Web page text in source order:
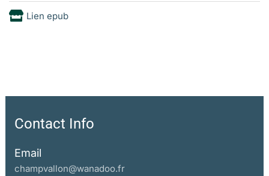
Lien epub
Contact Info
Email
champvallon@wanadoo.fr